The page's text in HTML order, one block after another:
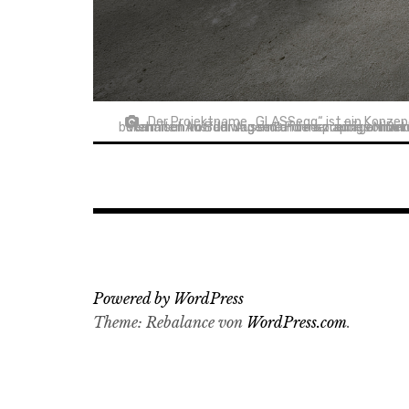
Der Projektname „GLASSegg“ ist ein
Verhalten im Bad wagend anders zu prägen. Der Horizont der
Powered by WordPress
Theme: Rebalance von WordPress.com.